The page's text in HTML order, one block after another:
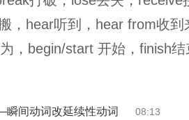
，hear听到，hear from收到
，begin/start 开始，finish结
瞬间动词改延续性动词 08:13